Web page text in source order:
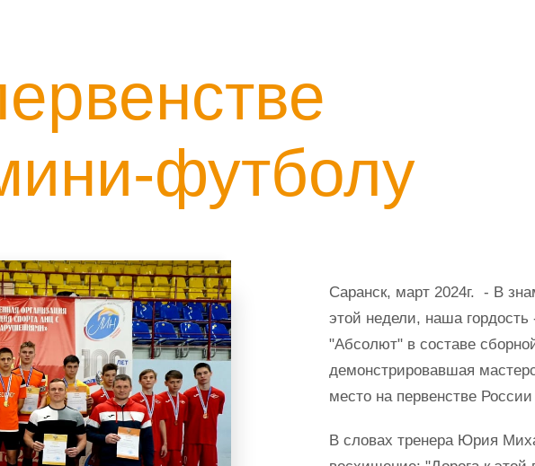
футболу
Саранск, март 2024г. - В
этой недели, наша
"Абсолют" в составе
демонстрировавшая
место на первенстве
В словах тренера Юрия